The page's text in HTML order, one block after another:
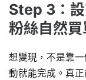
Step 3：
粉絲自然買
想變現，不是靠
動就能完成。真